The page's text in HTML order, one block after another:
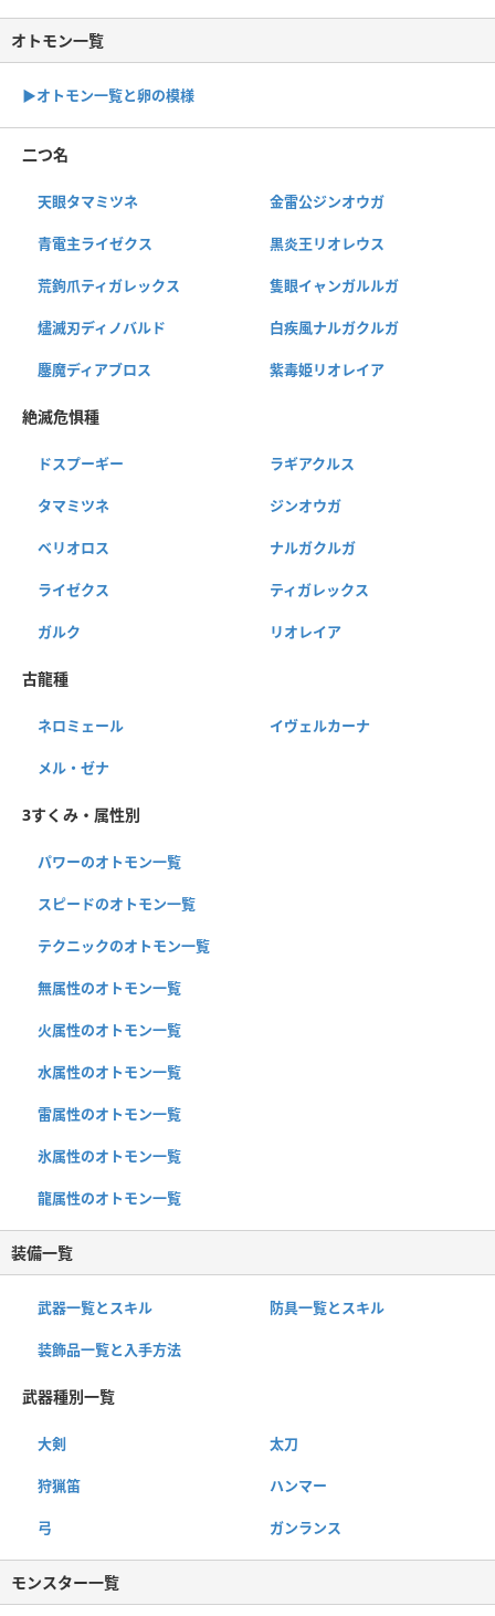
オトモン一覧
▶︎オトモン一覧と卵の模様
二つ名
天眼タマミツネ 金雷公ジンオウガ
青電主ライゼクス 黒炎王リオレウス
荒鉤爪ティガレックス 隻眼イャンガルルガ
燼滅刃ディノバルド 白疾風ナルガクルガ
鏖魔ディアブロス 紫毒姫リオレイア
絶滅危惧種
ドスプーギー ラギアクルス
タマミツネ ジンオウガ
ベリオロス ナルガクルガ
ライゼクス ティガレックス
ガルク リオレイア
古龍種
ネロミェール イヴェルカーナ
メル・ゼナ
3すくみ・属性別
パワーのオトモン一覧
スピードのオトモン一覧
テクニックのオトモン一覧
無属性のオトモン一覧
火属性のオトモン一覧
水属性のオトモン一覧
雷属性のオトモン一覧
氷属性のオトモン一覧
龍属性のオトモン一覧
装備一覧
武器一覧とスキル 防具一覧とスキル
装飾品一覧と入手方法
武器種別一覧
大剣 太刀
狩猟笛 ハンマー
弓 ガンランス
モンスター一覧